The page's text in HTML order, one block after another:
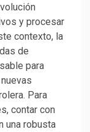
y procesar
contexto, la
de
para
Para
contar con
una robusta